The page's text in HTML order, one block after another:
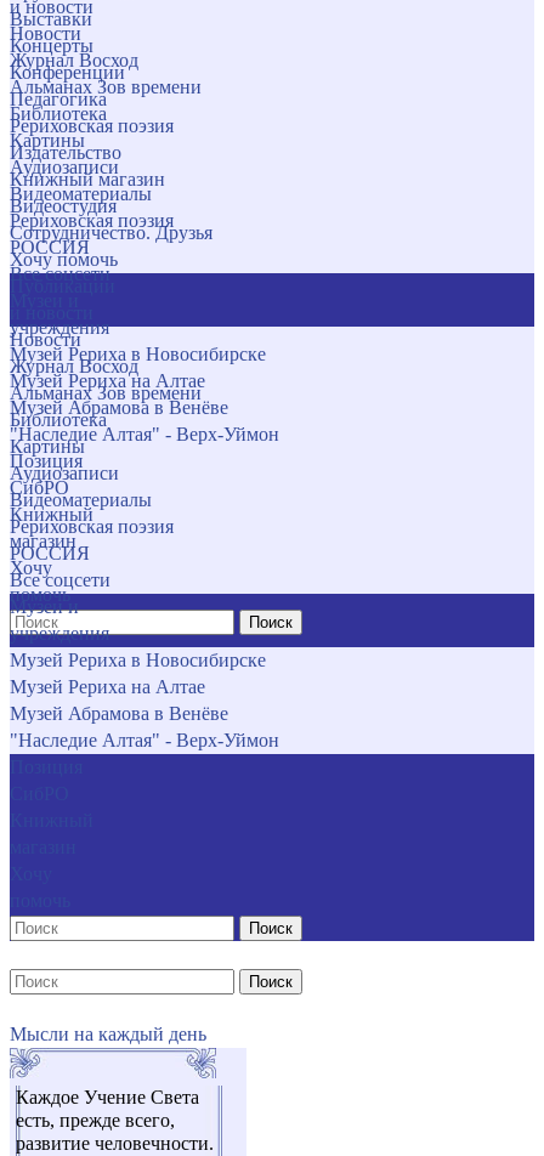
и новости
Новости
Журнал Восход
Альманах Зов времени
Библиотека
Картины
Аудиозаписи
Видеоматериалы
Рериховская поэзия
РОССИЯ
Все соцсети
учреждения
Музей Рериха в Новосибирске
Музей Рериха на Алтае
Музей Абрамова в Венёве
"Наследие Алтая" - Верх-Уймон
Позиция
СибРО
Книжный
магазин
Хочу
помочь
Поиск
Выставки
Концерты
Конференции
Педагогика
Рериховская поэзия
Издательство
Книжный магазин
Видеостудия
Сотрудничество. Друзья
Хочу помочь
Новости
Журнал Восход
Альманах Зов времени
Библиотека
Картины
Аудиозаписи
Видеоматериалы
Рериховская поэзия
РОССИЯ
Все соцсети
Музеи и
учреждения
Музей Рериха в Новосибирске
Музей Рериха на Алтае
Музей Абрамова в Венёве
"Наследие Алтая" - Верх-Уймон
Поиск
Поиск
Мысли на каждый день
Каждое Учение Света
есть, прежде всего,
развитие человечности.